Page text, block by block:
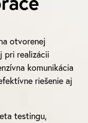
otvorenej
pri realizácii
komunikácia
riešenie aj
testingu,